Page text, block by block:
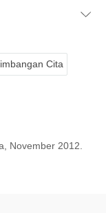
Cita
November 2012.